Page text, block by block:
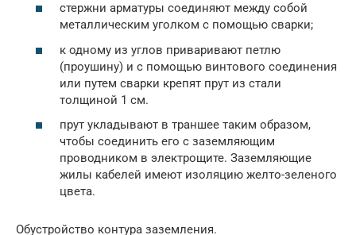
стержни арматуры соединяют между собой
металлическим уголком с помощью сварки;
к одному из углов приваривают петлю
(проушину) и с помощью винтового соединения
или путем сварки крепят прут из стали
толщиной 1 см.
прут укладывают в траншее таким образом,
чтобы соединить его с заземляющим
проводником в электрощите. Заземляющие
жилы кабелей имеют изоляцию желто-зеленого
цвета.
Обустройство контура заземления.